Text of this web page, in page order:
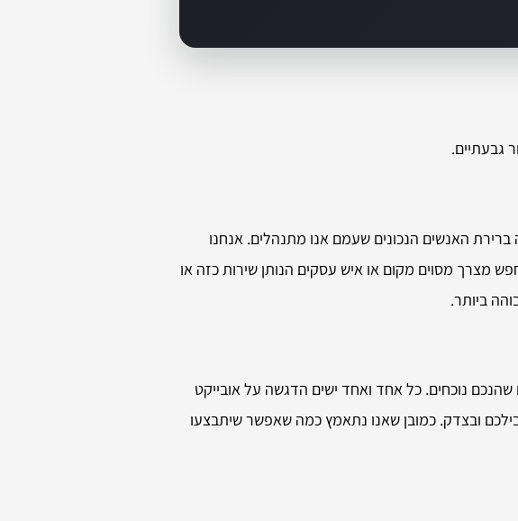
גבעתיים.
האנשים הנכונים שעמם אנו מתנהלים. אנחנו
מצרך מסוים מקום או איש עסקים הנותן שירות כזה או
ביותר.
נוכחים. כל אחד ואחד ישים הדגשה על אובייקט
ובצדק. כמובן שאנו נתאמץ כמה שאפשר שיתבצעו